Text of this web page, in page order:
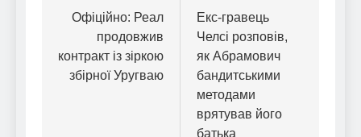
записів
Офіційно: Реал
продовжив
контракт із зіркою
збірної Уругваю
Екс-гравець
Челсі розповів,
як Абрамович
бандитськими
методами
врятував його
батька